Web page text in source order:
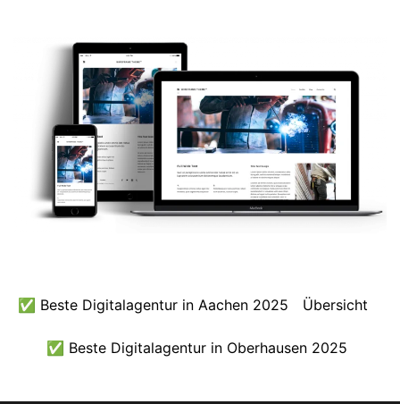
✅ Beste Digitalagentur in Aachen 2025 Übersicht
✅ Beste Digitalagentur in Oberhausen 2025